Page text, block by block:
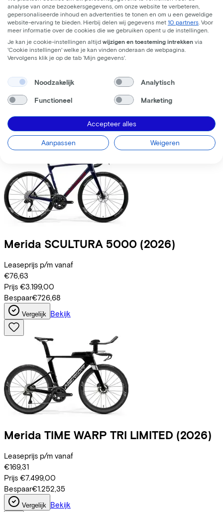
Trek Fuel+ LX 9.8 XT Gen 2 (2026)
Leaseprijs p/m vanaf
€195,63
Prijs €8.699,00
Merida SCULTURA 5000 (2026)
Leaseprijs p/m vanaf
€76,63
Prijs €3.199,00
Bespaar€726,68
Vergelijk Bekijk
Merida TIME WARP TRI LIMITED (2026)
Leaseprijs p/m vanaf
€169,31
Prijs €7.499,00
Bespaar€1.252,35
Vergelijk Bekijk
analyse van onze bezoekersgegevens, om onze website te verbeteren,
gepersonaliseerde inhoud en advertenties te tonen en om u een geweldige
website-ervaring te bieden. Hierbij delen wij gegevens met 10 partners . Voor
meer informatie over de cookies die we gebruiken opent u de instellingen.
Je kan je cookie-instellingen altijd wijzigen en toesteming intrekken via
'Cookie instellingen' welke je kan vinden onderaan de webpagina.
Vervolgens klik je op de tab ‘Mijn gegevens'.
Noodzakelijk Analytisch
Functioneel Marketing
Accepteer alles
Aanpassen Weigeren